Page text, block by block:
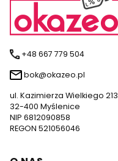
+48 667 779 504
bok@okazeo.pl
ul. Kazimierza Wielkiego 213
32-400 Myślenice
NIP 6812090858
REGON 521056046